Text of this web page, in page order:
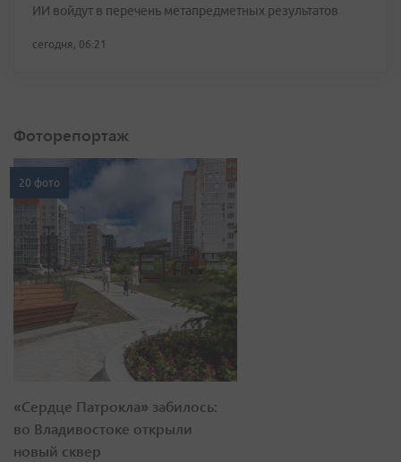
ИИ войдут в перечень метапредметных результатов
сегодня, 06:21
Фоторепортаж
20 фото
«Сердце Патрокла» забилось:
во Владивостоке открыли
новый сквер